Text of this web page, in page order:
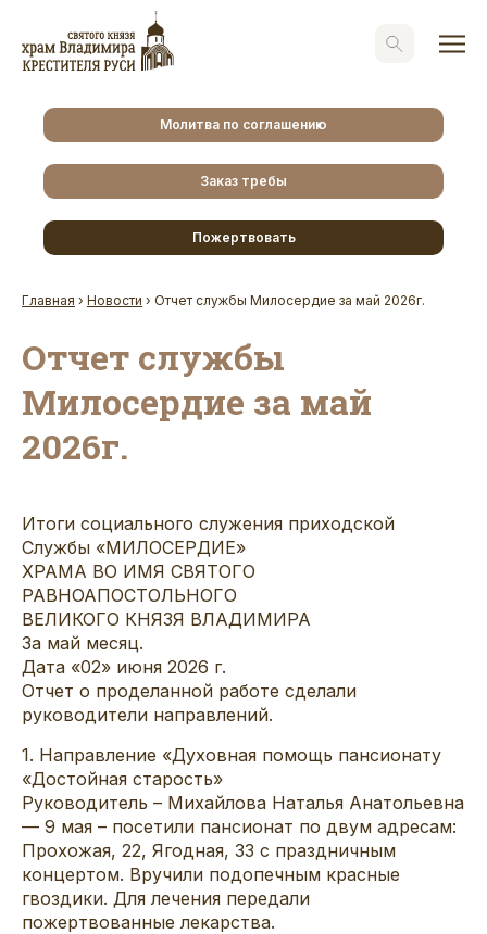
Молитва по соглашению
Заказ требы
Пожертвовать
Главная › Новости › Отчет службы Милосердие за май 2026г.
Отчет службы
Милосердие за май
2026г.
Итоги социального служения приходской
Службы «МИЛОСЕРДИЕ»
ХРАМА ВО ИМЯ СВЯТОГО
РАВНОАПОСТОЛЬНОГО
ВЕЛИКОГО КНЯЗЯ ВЛАДИМИРА
За май месяц.
Дата «02» июня 2026 г.
Отчет о проделанной работе сделали
руководители направлений.
1. Направление «Духовная помощь пансионату
«Достойная старость»
Руководитель – Михайлова Наталья Анатольевна
— 9 мая – посетили пансионат по двум адресам:
Прохожая, 22, Ягодная, 33 с праздничным
концертом. Вручили подопечным красные
гвоздики. Для лечения передали
пожертвованные лекарства.